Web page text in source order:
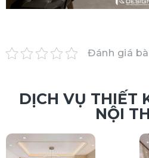
Đánh giá
DỊCH VỤ THIẾT
NỘI